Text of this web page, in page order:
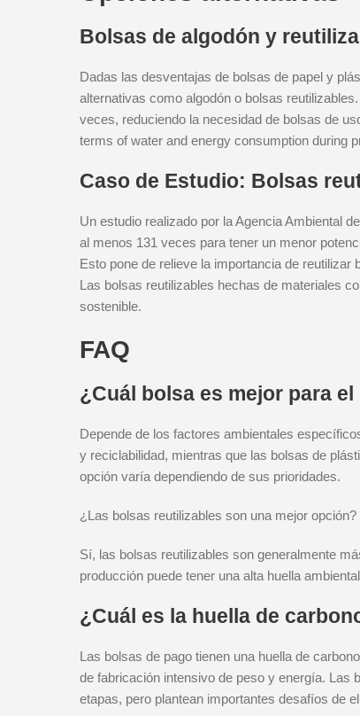
Bolsas de algodón y
Dadas las desventajas de bolsas de papel y
alternativas como algodón o bolsas
veces, reduciendo la necesidad de bolsas de
terms of water and energy consumption during
Caso de Estudio: Bolsas
Un estudio realizado por la Agencia Ambiental
al menos 131 veces para tener un menor
Esto pone de relieve la importancia de
Las bolsas reutilizables hechas de materiales
sostenible.
FAQ
¿Cuál bolsa es mejor para
Depende de los factores ambientales
y reciclabilidad, mientras que las bolsas de
opción varía dependiendo de sus prioridades.
¿Las bolsas reutilizables son una mejor opción?
Sí, las bolsas reutilizables son generalmente
producción puede tener una alta huella
¿Cuál es la huella de
Las bolsas de pago tienen una huella de
de fabricación intensivo de peso y energía. Las
etapas, pero plantean importantes desafíos de